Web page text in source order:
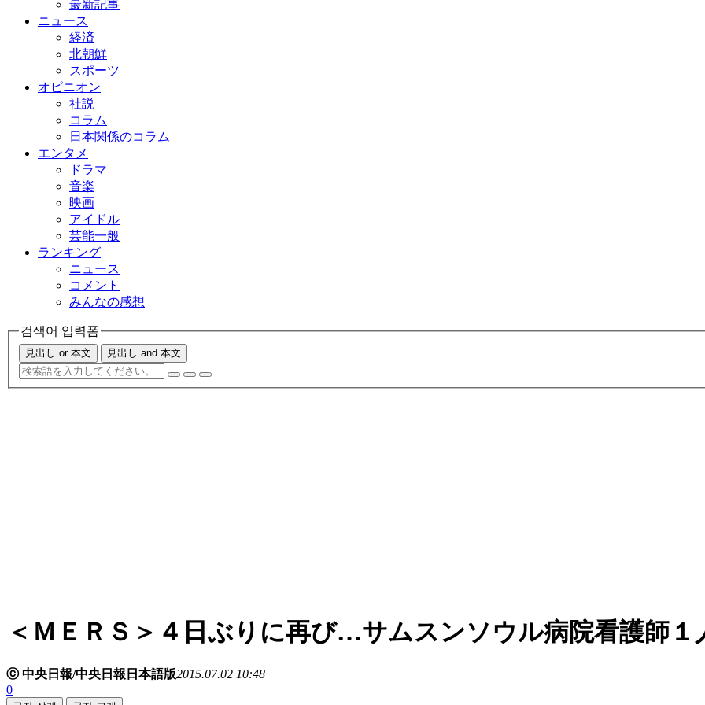
最新記事
ニュース
経済
北朝鮮
スポーツ
オピニオン
社説
コラム
日本関係のコラム
エンタメ
ドラマ
音楽
映画
アイドル
芸能一般
ランキング
ニュース
コメント
みんなの感想
검색어 입력폼
見出し or 本文 見出し and 本文
＜ＭＥＲＳ＞４日ぶりに再び…サムスンソウル病院看護師１
ⓒ 中央日報/中央日報日本語版2015.07.02 10:48
0